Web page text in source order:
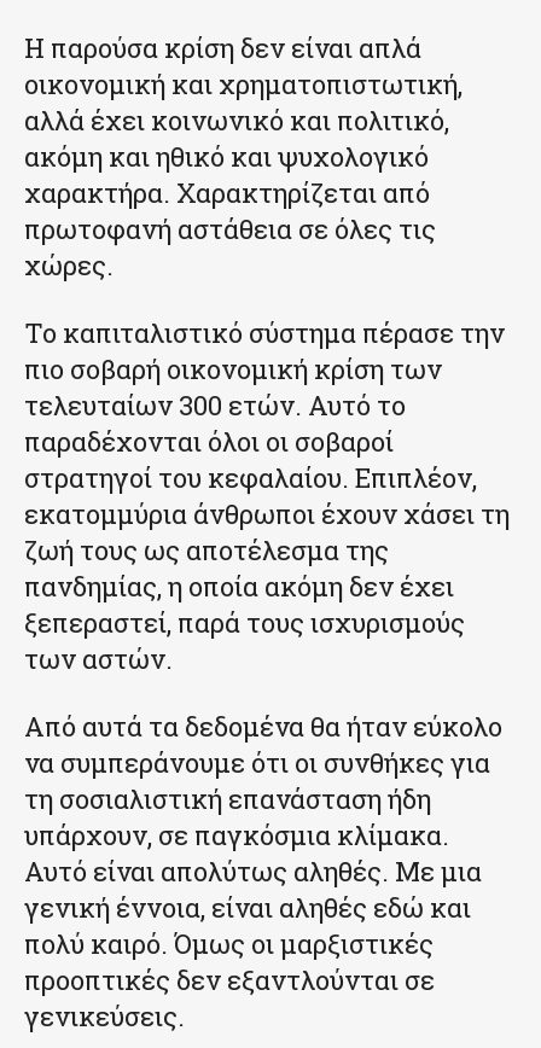
Η παρούσα κρίση δεν είναι απλά
οικονομική και χρηματοπιστωτική,
αλλά έχει κοινωνικό και πολιτικό,
ακόμη και ηθικό και ψυχολογικό
χαρακτήρα. Χαρακτηρίζεται από
πρωτοφανή αστάθεια σε όλες τις
χώρες.
Το καπιταλιστικό σύστημα πέρασε την
πιο σοβαρή οικονομική κρίση των
τελευταίων 300 ετών. Αυτό το
παραδέχονται όλοι οι σοβαροί
στρατηγοί του κεφαλαίου. Επιπλέον,
εκατομμύρια άνθρωποι έχουν χάσει τη
ζωή τους ως αποτέλεσμα της
πανδημίας, η οποία ακόμη δεν έχει
ξεπεραστεί, παρά τους ισχυρισμούς
των αστών.
Από αυτά τα δεδομένα θα ήταν εύκολο
να συμπεράνουμε ότι οι συνθήκες για
τη σοσιαλιστική επανάσταση ήδη
υπάρχουν, σε παγκόσμια κλίμακα.
Αυτό είναι απολύτως αληθές. Με μια
γενική έννοια, είναι αληθές εδώ και
πολύ καιρό. Όμως οι μαρξιστικές
προοπτικές δεν εξαντλούνται σε
γενικεύσεις.